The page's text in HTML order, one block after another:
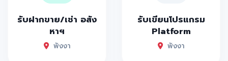
รับฝากขาย/เช่า อสัง
หาฯ
พังงา
รับเขียนโปรแกรม
Platform
พังงา